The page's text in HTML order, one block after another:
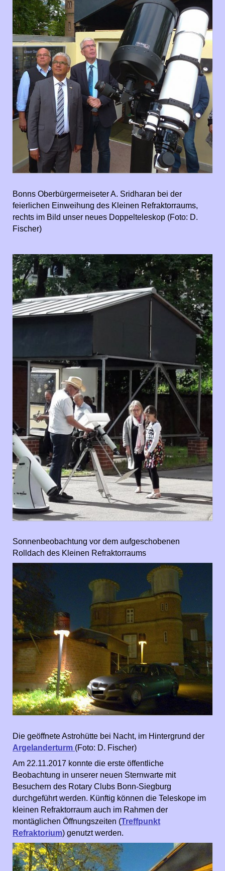
Bonns Oberbürgermeiseter A. Sridharan bei der
feierlichen Einweihung des Kleinen Refraktorraums,
rechts im Bild unser neues Doppelteleskop (Foto: D.
Fischer)
Sonnenbeobachtung vor dem aufgeschobenen
Rolldach des Kleinen Refraktorraums
Die geöffnete Astrohütte bei Nacht, im Hintergrund der
Argelanderturm (Foto: D. Fischer)
Am 22.11.2017 konnte die erste öffentliche
Beobachtung in unserer neuen Sternwarte mit
Besuchern des Rotary Clubs Bonn-Siegburg
durchgeführt werden. Künftig können die Teleskope im
kleinen Refraktorraum auch im Rahmen der
montäglichen Öffnungszeiten (Treffpunkt
Refraktorium) genutzt werden.